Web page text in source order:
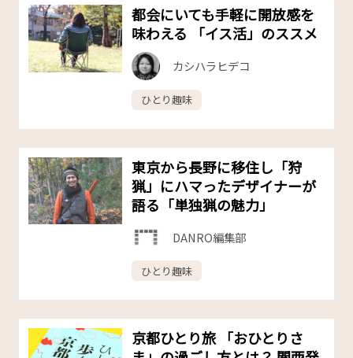
都会にいても手軽に開放感を
味わえる 「イス活」のススメ
カシハラヒデコ
ひとり趣味
東京から長野に移住し「狩
猟」にハマったデザイナーが
語る「単独猟の魅力」
DANRO編集部
ひとり趣味
京都ひとり旅 「おひとりさ